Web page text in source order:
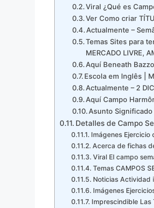
Viral ¿Qué es
Ver Como criar
Actualmente –
Temas Sites para
MERCADO LIVRE,
Aquí Beneath
Escola em Inglês |
Actualmente – 2
Aquí Campo
Asunto
Detalles de Campo
Imágenes Ejercicio
Acerca de fichas
Viral El campo
Temas CAMPOS
Noticias Actividad
Imágenes
Imprescindible Las